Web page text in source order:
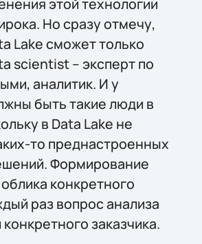
этой технологии
Но сразу отмечу,
Lake сможет только
scientist – эксперт по
аналитик. И у
быть такие люди в
в Data Lake не
то преднастроенных
Формирование
конкретного
раз вопрос анализа
заказчика.